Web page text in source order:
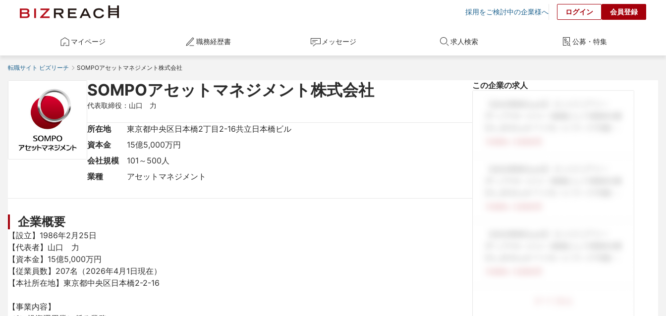
採用をご検討中の企業様へ ログイン 会員登録
マイページ 職務経歴書 メッセージ 求人検索 公募・特集
転職サイト ビズリーチ SOMPOアセットマネジメント株式会社
SOMPOアセットマネジメント株式会社
代表取締役：山口　力
所在地
東京都中央区日本橋2丁目2-16共立日本橋ビル
資本金
15億5,000万円
会社規模
101～500人
業種
アセットマネジメント
企業概要
【設立】1986年2月25日
【代表者】山口　力
【資本金】15億5,000万円
【従業員数】207名（2026年4月1日現在）
【本社所在地】東京都中央区日本橋2-2-16
【事業内容】
この企業の求人